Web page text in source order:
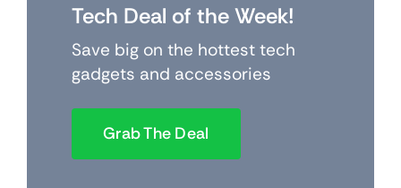
Tech Deal of the Week!
Save big on the hottest tech
gadgets and accessories
Grab The Deal